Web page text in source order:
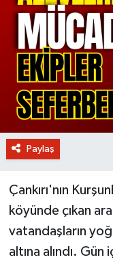
Paylaş
Çankırı'nın
köyünde çıkan
vatandaşların
altına alındı.